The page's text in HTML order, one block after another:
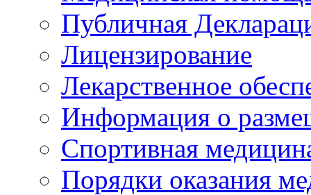
Публичная
Лицензирование
Лекарственное
Информация о
Спортивная
Порядки оказания